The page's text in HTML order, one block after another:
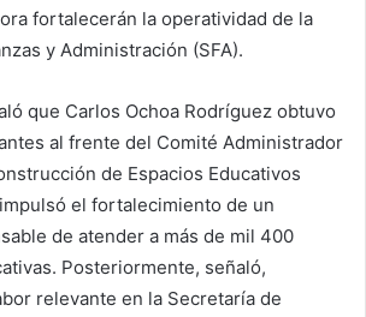
fortalecerán la operatividad de la
y Administración (SFA).
que Carlos Ochoa Rodríguez obtuvo
al frente del Comité Administrador
de Espacios Educativos
el fortalecimiento de un
de atender a más de mil 400
Posteriormente, señaló,
relevante en la Secretaría de